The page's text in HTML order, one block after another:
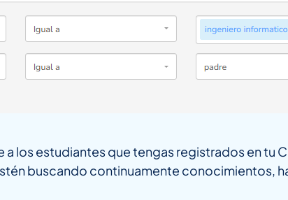
los estudiantes que tengas registrados en tu
buscando continuamente conocimientos,